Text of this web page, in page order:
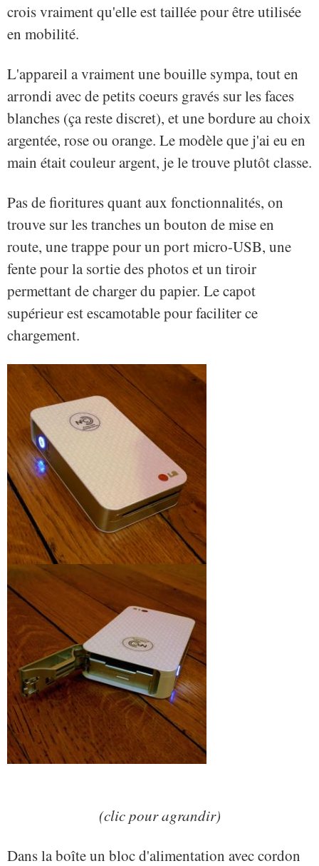
crois vraiment qu'elle est taillée pour être utilisée
en mobilité.
L'appareil a vraiment une bouille sympa, tout en
arrondi avec de petits coeurs gravés sur les faces
blanches (ça reste discret), et une bordure au choix
argentée, rose ou orange. Le modèle que j'ai eu en
main était couleur argent, je le trouve plutôt classe.
Pas de fioritures quant aux fonctionnalités, on
trouve sur les tranches un bouton de mise en
route, une trappe pour un port micro-USB, une
fente pour la sortie des photos et un tiroir
permettant de charger du papier. Le capot
supérieur est escamotable pour faciliter ce
chargement.
(clic pour agrandir)
Dans la boîte un bloc d'alimentation avec cordon